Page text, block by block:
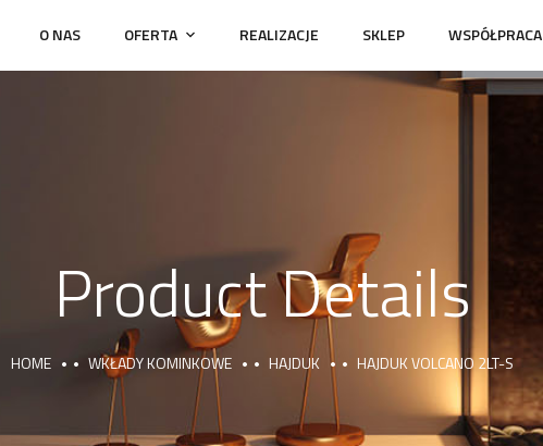
O NAS OFERTA REALIZACJE SKLEP WSPÓŁPRACA
Product Details
HOME WKŁADY KOMINKOWE HAJDUK HAJDUK VOLCANO 2LT-S